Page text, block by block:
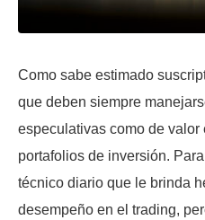
Como sabe estimado
que deben siempre
especulativas como de
portafolios de inversión.
técnico diario que le brinda
desempeño en el trading,